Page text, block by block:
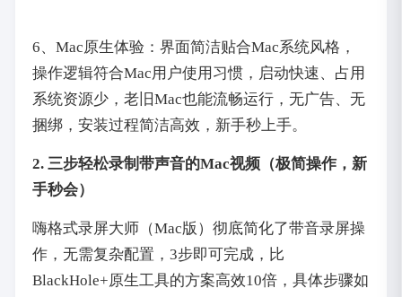
6、Mac原生体验：界面简洁贴合Mac系统风格，
操作逻辑符合Mac用户使用习惯，启动快速、占用
系统资源少，老旧Mac也能流畅运行，无广告、无
捆绑，安装过程简洁高效，新手秒上手。
2. 三步轻松录制带声音的Mac视频（极简操作，新
手秒会）
嗨格式录屏大师（Mac版）彻底简化了带音录屏操
作，无需复杂配置，3步即可完成，比
BlackHole+原生工具的方案高效10倍，具体步骤如